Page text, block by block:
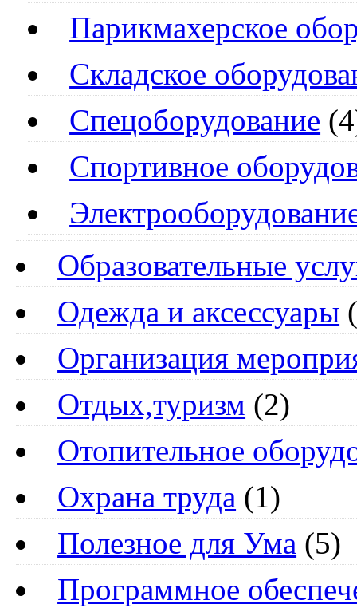
Парикмахерское
Складское
Спецоборудование
Спортивное
Образовательные
Одежда и аксессуары
Организация
Отдых,туризм (2)
Отопительное
Охрана труда (1)
Полезное для Ума (5)
Программное